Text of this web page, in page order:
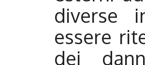
diverse
essere
dei